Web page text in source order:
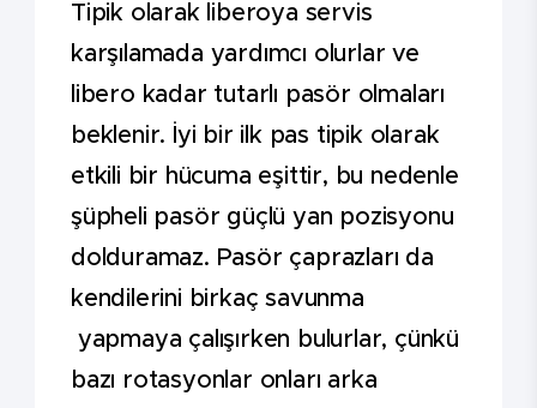
Tipik olarak liberoya servis
karşılamada yardımcı olurlar ve
libero kadar tutarlı pasör olmaları
beklenir. İyi bir ilk pas tipik olarak
etkili bir hücuma eşittir, bu nedenle
şüpheli pasör güçlü yan pozisyonu
dolduramaz. Pasör çaprazları da
kendilerini birkaç savunma
yapmaya çalışırken bulurlar, çünkü
bazı rotasyonlar onları arka